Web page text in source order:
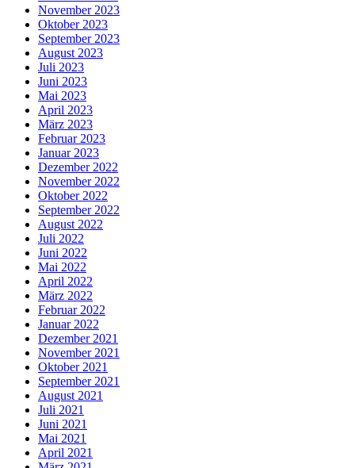
November 2023
Oktober 2023
September 2023
August 2023
Juli 2023
Juni 2023
Mai 2023
April 2023
März 2023
Februar 2023
Januar 2023
Dezember 2022
November 2022
Oktober 2022
September 2022
August 2022
Juli 2022
Juni 2022
Mai 2022
April 2022
März 2022
Februar 2022
Januar 2022
Dezember 2021
November 2021
Oktober 2021
September 2021
August 2021
Juli 2021
Juni 2021
Mai 2021
April 2021